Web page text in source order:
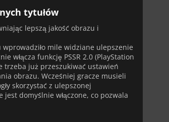
tytułów
lepszą jakość obrazu i
mile widziane ulepszenie
włącza funkcję PSSR 2.0 (PlayStation
trzeba już przeszukiwać ustawień
obrazu. Wcześniej gracze musieli
skorzystać z ulepszonej
domyślnie włączone, co pozwala